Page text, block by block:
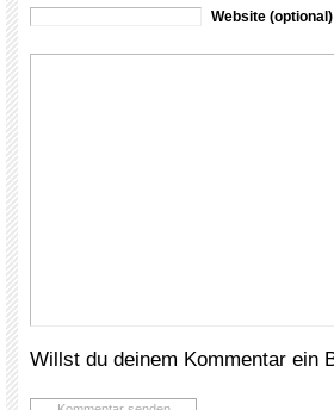
Website (optional)
Willst du deinem Kommentar ein